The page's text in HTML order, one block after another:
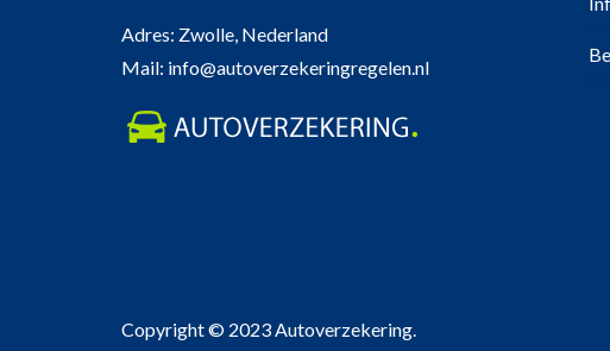
Adres: Zwolle, Nederland
Mail: info@autoverzekeringregelen.nl
Copyright © 2023 Autoverzekering.